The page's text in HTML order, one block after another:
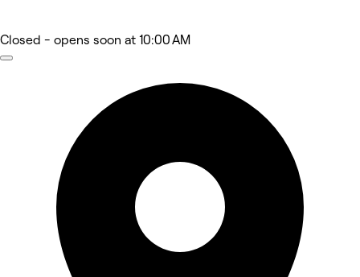
Closed - opens soon at 10:00 AM